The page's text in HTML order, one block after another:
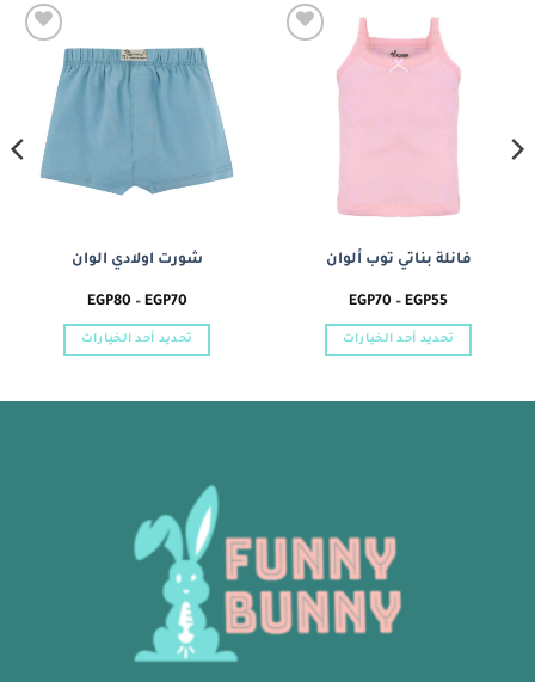
فانلة بناتي توب ألوان
EGP55
–
EGP70
منتحديد أحد الخيارات
يمكن
اختيار
الخيارات
على
شورت اولادي الوان
EGP70
–
EGP80
منتحديد أحد الخيارات
يمكن
المنتج